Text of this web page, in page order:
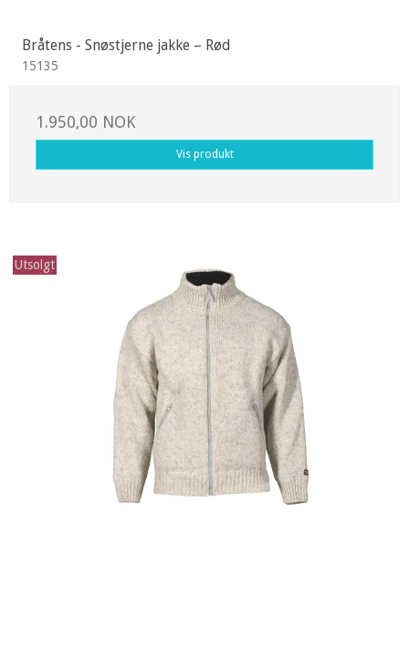
Bråtens - Snøstjerne jakke – Rød
15135
1.950,00 NOK
Vis produkt
Utsolgt